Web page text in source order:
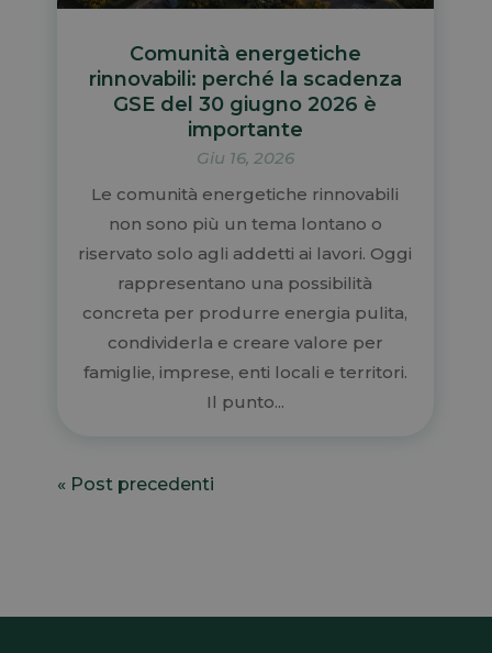
Comunità energetiche
rinnovabili: perché la scadenza
GSE del 30 giugno 2026 è
importante
Giu 16, 2026
Le comunità energetiche rinnovabili
non sono più un tema lontano o
riservato solo agli addetti ai lavori. Oggi
rappresentano una possibilità
concreta per produrre energia pulita,
condividerla e creare valore per
famiglie, imprese, enti locali e territori.
Il punto...
« Post precedenti